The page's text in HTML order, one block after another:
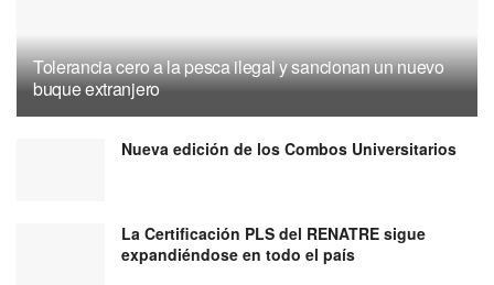
Tolerancia cero a la pesca ilegal y sancionan un nuevo
buque extranjero
Nueva edición de los Combos Universitarios
La Certificación PLS del RENATRE sigue
expandiéndose en todo el país